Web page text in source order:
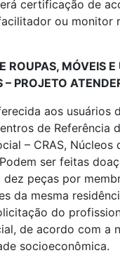
certificação de
ou monitor
ROUPAS, MÓVEIS E
– PROJETO
aos usuários
de Referência
– CRAS, Núcleos
ser feitas
dez peças por
da mesma
do
de acordo com a
socioeconômica.